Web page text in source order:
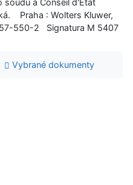
Praha : Wolters Kluwer,
550-2 Signatura M 5407
Vybrané dokumenty